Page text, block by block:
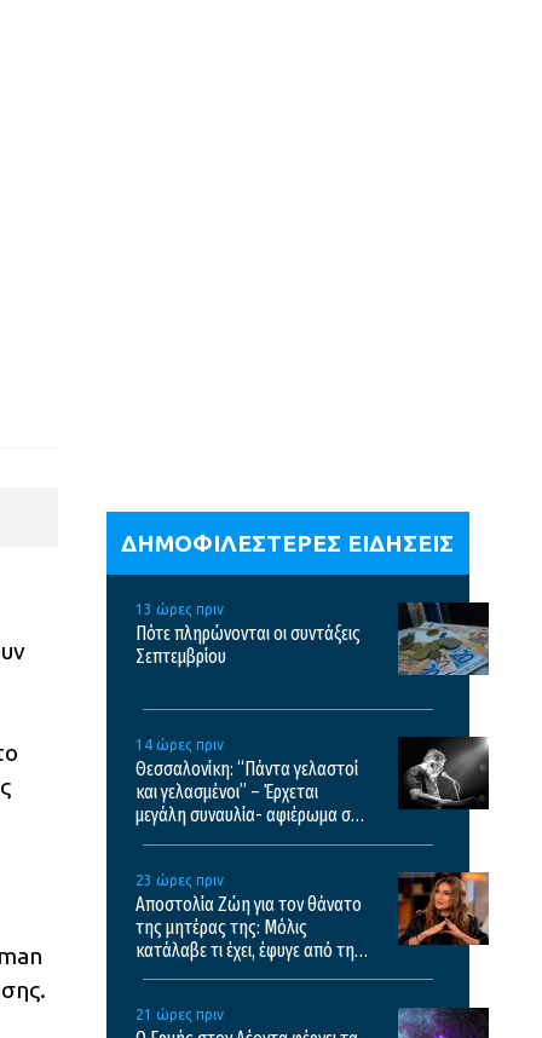
ΔΗΜΟΦΙΛΕΣΤΕΡΕΣ ΕΙΔΗΣΕΙΣ
13 ώρες πριν
Πότε πληρώνονται οι συντάξεις
Σεπτεμβρίου
14 ώρες πριν
Θεσσαλονίκη: “Πάντα γελαστοί
και γελασμένοι” – Έρχεται
μεγάλη συναυλία- αφιέρωμα στο
23 ώρες πριν
Αποστολία Ζώη για τον θάνατο
της μητέρας της: Μόλις
κατάλαβε τι έχει, έφυγε από τη
21 ώρες πριν